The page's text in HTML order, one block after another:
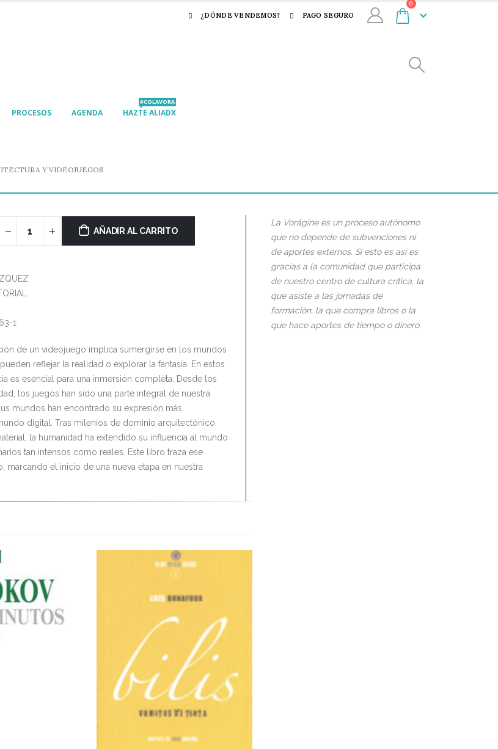
¿DÓNDE VENDEMOS? PAGO SEGURO
0
PROCESOS AGENDA HAZTE ALIADX
#COLAVORA
Y VIDEOJUEGOS
AÑADIR AL CARRITO
1
de un videojuego implica sumergirse en los mundos
reflejar la realidad o explorar la fantasía. En estos
es esencial para una inmersión completa. Desde los
los juegos han sido una parte integral de nuestra
mundos han encontrado su expresión más
digital. Tras milenios de dominio arquitectónico
la humanidad ha extendido su influencia al mundo
tan intensos como reales. Este libro traza ese
marcando el inicio de una nueva etapa en nuestra
La Vorágine es un proceso autónomo
que no depende de subvenciones ni
de aportes externos. Si esto es así es
gracias a la comunidad que participa
de nuestro centro de cultura crítica, la
que asiste a las jornadas de
formación, la que compra libros o la
que hace aportes de tiempo o dinero.